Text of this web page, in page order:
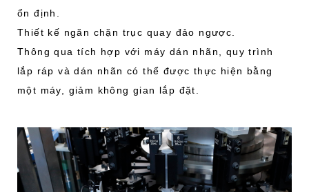
ổn định.
Thiết kế ngăn chặn trục quay đảo ngược.
Thông qua tích hợp với máy dán nhãn, quy trình
lắp ráp và dán nhãn có thể được thực hiện bằng
một máy, giảm không gian lắp đặt.